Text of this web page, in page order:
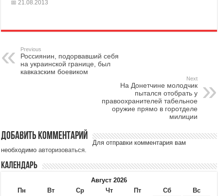
21.08.2013
Previous
Россиянин, подорвавший себя
на украинской границе, был
кавказским боевиком
Next
На Донетчине молодчик
пытался отобрать у
правоохранителей табельное
оружие прямо в горотделе
милиции
Добавить комментарий
Для отправки комментария вам
необходимоавторизоваться
Календарь
Август 2026
Пн
Вт Ср Чт Пт Сб
Вс